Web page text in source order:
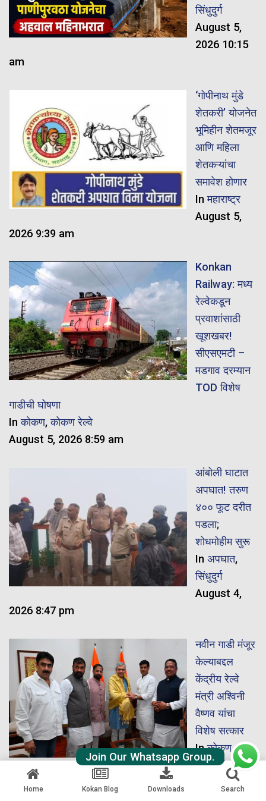
सिंधुदुर्ग
August 5,
2026 10:15
am
‘गोपीनाथ मुंडे
शेतकरी’ योजनेत
भूमिहीन शेतमजूर
आणि महिला
शेतकऱ्यांचा
समावेश होणार
Inमहाराष्ट्र
August 5,
2026 9:39 am
Konkan
Railway: मध्य
रेल्वेकडून
प्रवाशांसाठी
खूशखबर!
सीएसएमटी –
मडगाव दरम्यान
TOD विशेष
गाडीची घोषणा
Inकोकण,कोकण रेल्वे
August 5, 2026 8:59 am
आंबोली घाटात
अपघात! तरुण
४०० फूट दरीत
पडला;
शोधमोहीम सुरू
In अपघात,
सिंधुदुर्ग
August 4,
2026 8:47 pm
नवीन गाडी मंजूर
केल्याबद्दल
केंद्रीय रेल्वे
मंत्री अश्विनी
वैष्णव यांचा
विशेष सत्कार
Inकोकण,
कोकण रेल्वे
August 4, 2026 8:27 pm
Home Kokan Blog Downloads Search
Join Our Whatsapp Group.